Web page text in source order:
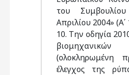
του
Απριλίου 2004» (Α΄
10. Την οδηγία
(ολοκληρωμένη
έλεγχος της